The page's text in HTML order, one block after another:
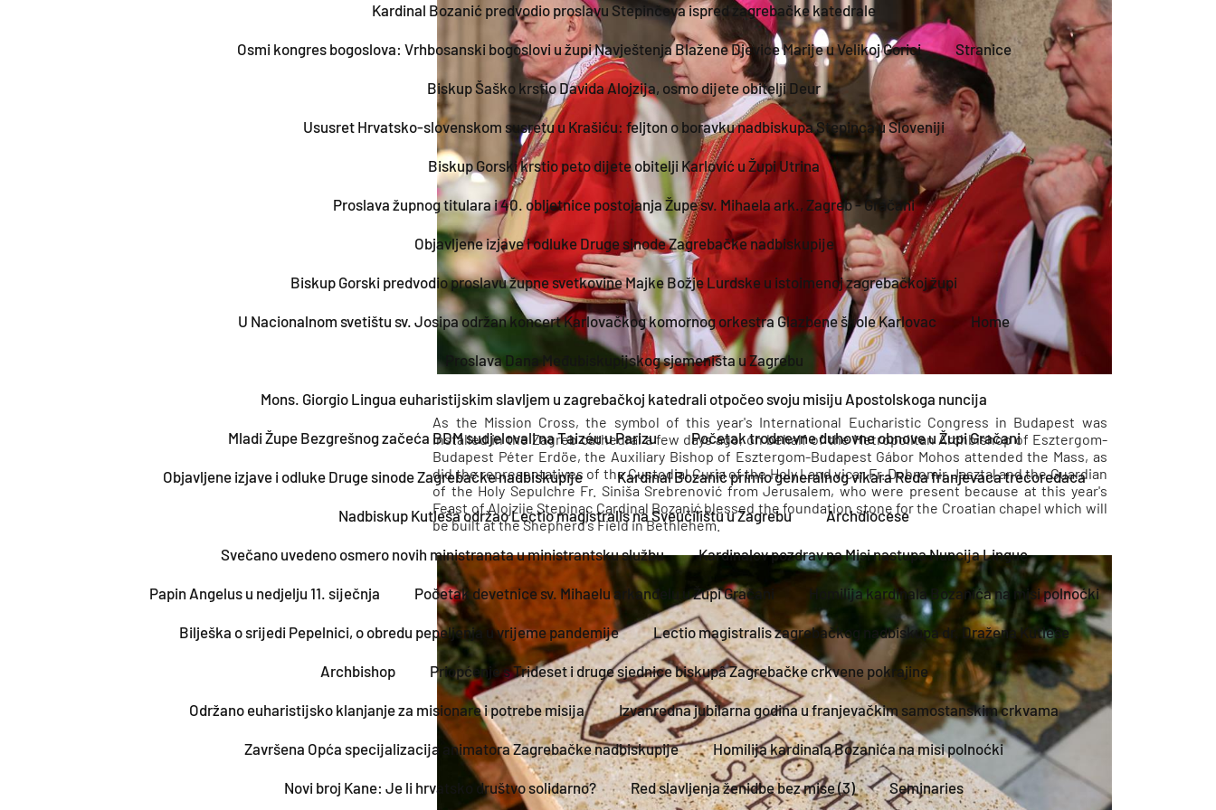
Kardinal Bozanić predvodio proslavu Stepinčeva ispred zagrebačke katedrale
Osmi kongres bogoslova: Vrhbosanski bogoslovi u župi Navještenja Blažene Djevice Marije u Velikoj Gorici Stranice
Biskup Šaško krstio Davida Alojzija, osmo dijete obitelji Deur
Ususret Hrvatsko-slovenskom susretu u Krašiću: feljton o boravku nadbiskupa Stepinca u Sloveniji
Biskup Gorski krstio peto dijete obitelji Karlović u Župi Utrina
Proslava župnog titulara i 40. obljetnice postojanja Župe sv. Mihaela ark., Zagreb - Gračani
Objavljene izjave i odluke Druge sinode Zagrebačke nadbiskupije
Biskup Gorski predvodio proslavu župne svetkovine Majke Božje Lurdske u istoimenoj zagrebačkoj župi
U Nacionalnom svetištu sv. Josipa održan koncert Karlovačkog komornog orkestra Glazbene škole Karlovac Home
Proslava Dana Međubiskupijskog sjemeništa u Zagrebu
Mons. Giorgio Lingua euharistijskim slavljem u zagrebačkoj katedrali otpočeo svoju misiju Apostolskoga nuncija
Mladi Župe Bezgrešnog začeća BDM sudjelovali na Taizéu u Parizu Početak trodnevne duhovne obnove u Župi Gračani
Objavljene izjave i odluke Druge sinode Zagrebačke nadbiskupije Kardinal Bozanić primio generalnog vikara Reda franjevaca trećoredaca
Nadbiskup Kutleša održao Lectio magistralis na Sveučilištu u Zagrebu Archdiocese
Svečano uvedeno osmero novih ministranata u ministrantsku službu Kardinalov pozdrav na Misi nastupa Nuncija Lingue
Papin Angelus u nedjelju 11. siječnja Početak devetnice sv. Mihaelu arkanđelu u Župi Gračani Homilija kardinala Bozanića na misi polnoćki
Bilješka o srijedi Pepelnici, o obredu pepeljenja u vrijeme pandemije Lectio magistralis zagrebačkog nadbiskupa dr. Dražena Kutleše
Archbishop Priopćenje s Trideset i druge sjednice biskupâ Zagrebačke crkvene pokrajine
Održano euharistijsko klanjanje za misionare i potrebe misija Izvanredna jubilarna godina u franjevačkim samostanskim crkvama
Završena Opća specijalizacija animatora Zagrebačke nadbiskupije Homilija kardinala Bozanića na misi polnoćki
Novi broj Kane: Je li hrvatsko društvo solidarno? Red slavljenja ženidbe bez mise (3) Seminaries
As the Mission Cross, the symbol of this year's International Eucharistic Congress in Budapest was
installed in the Zagreb cathedral a few days ago, on behalf of the Metropolitan Archbishop of Esztergom-
Budapest Péter Erdöe, the Auxiliary Bishop of Esztergom-Budapest Gábor Mohos attended the Mass, as
did the representatives of the Custodial Curia of the Holy Land vicar Fr. Dobromir Jasztal and the Guardian
of the Holy Sepulchre Fr. Siniša Srebrenović from Jerusalem, who were present because at this year's
Feast of Alojzije Stepinac Cardinal Bozanić blessed the foundation stone for the Croatian chapel which will
be built at the Shepherd's Field in Bethlehem.